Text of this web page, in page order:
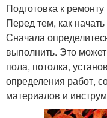
Подготовка к ремонту
Перед тем, как
Сначала
выполнить. Это
пола, потолка,
определения работ,
материалов и